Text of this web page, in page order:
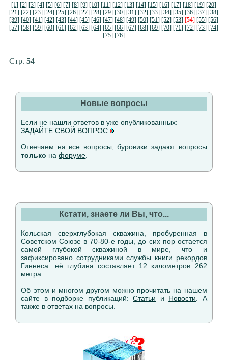
[1] [2] [3] [4] [5] [6] [7] [8] [9] [10] [11] [12] [13] [14] [15] [16] [17] [18] [19] [20]
[21] [22] [23] [24] [25] [26] [27] [28] [29] [30] [31] [32] [33] [34] [35] [36] [37] [38]
[39] [40] [41] [42] [43] [44] [45] [46] [47] [48] [49] [50] [51] [52] [53] [54] [55] [56]
[57] [58] [59] [60] [61] [62] [63] [64] [65] [66] [67] [68] [69] [70] [71] [72] [73] [74]
[75] [76]
Стр. 54
Новые вопросы
Если не нашли ответов в уже опубликованных:
ЗАДАЙТЕ СВОЙ ВОПРОС
Отвечаем на все вопросы, буровики задают вопросы
только нафоруме
Кстати, знаете ли Вы, что...
Кольская сверхглубокая скважина, пробуренная в
Советском Союзе в 70-80-е годы, до сих пор остается
самой глубокой скважиной в мире, что и
зафиксировано сотрудниками службы книги рекордов
Гиннеса: её глубина составляет 12 километров 262
метра.
Об этом и многом другом можно прочитать на нашем
сайте в подборке публикаций:Статьи и Новости . А
также вответах на вопросы.